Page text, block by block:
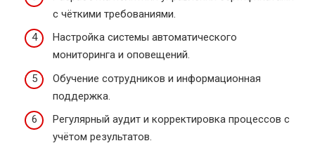
с чёткими требованиями.
Настройка системы автоматического
мониторинга и оповещений.
Обучение сотрудников и информационная
поддержка.
Регулярный аудит и корректировка процессов с
учётом результатов.